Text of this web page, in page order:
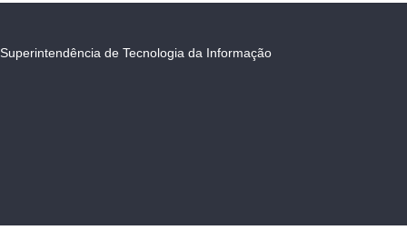
Superintendência de Tecnologia da Informação